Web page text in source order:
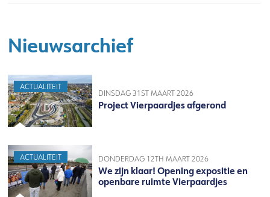
Nieuwsarchief
ACTUALITEIT
DINSDAG 31ST MAART 2026
Project Vierpaardjes afgerond
ACTUALITEIT DONDERDAG 12TH MAART 2026
We zijn klaar! Opening expositie en
openbare ruimte Vierpaardjes